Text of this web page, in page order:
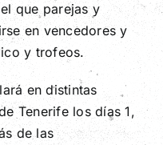
que parejas y
en vencedores y
y trofeos.
en distintas
Tenerife los días 1,
de las